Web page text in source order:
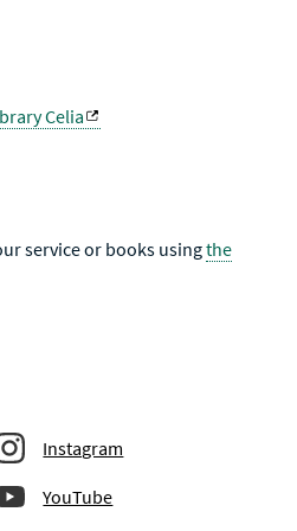
Celia
service or books usingthe
Instagram
YouTube